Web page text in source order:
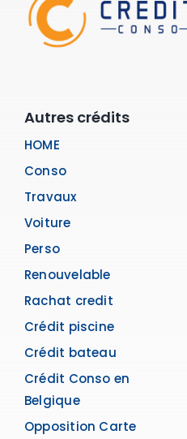
Autres crédits
HOME
Conso
Travaux
Voiture
Perso
Renouvelable
Rachat credit
Crédit piscine
Crédit bateau
Crédit Conso en
Belgique
Opposition Carte